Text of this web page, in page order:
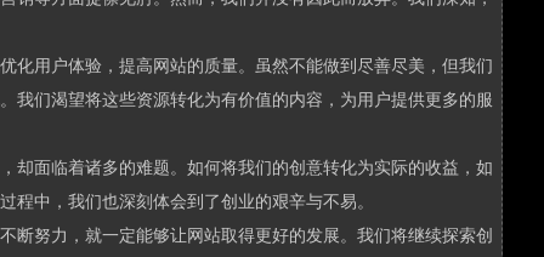
化用户体验，提高网站的质量。虽然不能做到尽善尽美，但我们
我们渴望将这些资源转化为有价值的内容，为用户提供更多的服
却面临着诸多的难题。如何将我们的创意转化为实际的收益，如
中，我们也深刻体会到了创业的艰辛与不易。
断努力，就一定能够让网站取得更好的发展。我们将继续探索创